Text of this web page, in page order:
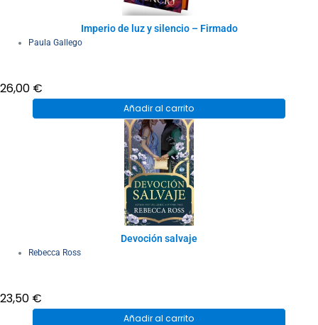
Imperio de luz y silencio – Firmado
Paula Gallego
26,00 €
Añadir al carrito
Devoción salvaje
Rebecca Ross
23,50 €
Añadir al carrito